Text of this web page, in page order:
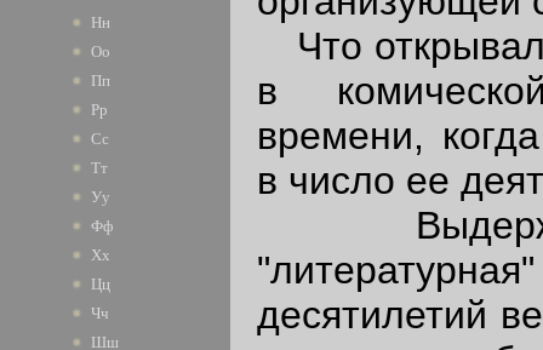
Нн
Оо
Пп
Рр
Сс
Тт
Уу
Фф
Хх
Цц
Чч
Шш
Что
в
времени,
в число ее
десятилетий